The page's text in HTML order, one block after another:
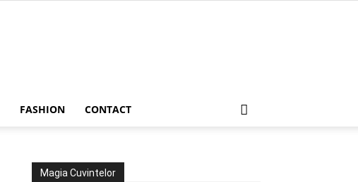
FASHION CONTACT
Magia Cuvintelor